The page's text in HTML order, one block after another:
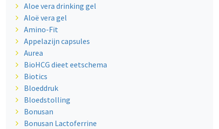
Aloe vera drinking gel
Aloë vera gel
Amino-Fit
Appelazijn capsules
Aurea
BioHCG dieet eetschema
Biotics
Bloeddruk
Bloedstolling
Bonusan
Bonusan Lactoferrine